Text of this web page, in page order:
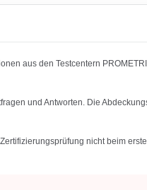
aus den Testcentern
und Antworten. Die
nicht beim